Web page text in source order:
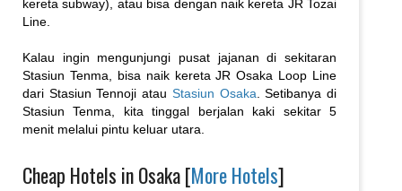
kereta subway), atau bisa dengan naik kereta JR Tozai
Line.
Kalau ingin mengunjungi pusat jajanan di sekitaran
Stasiun Tenma, bisa naik kereta JR Osaka Loop Line
dari Stasiun Tennoji atau Stasiun Osaka . Setibanya di
Stasiun Tenma, kita tinggal berjalan kaki sekitar 5
menit melalui pintu keluar utara.
Cheap Hotels in Osaka [More Hotels]